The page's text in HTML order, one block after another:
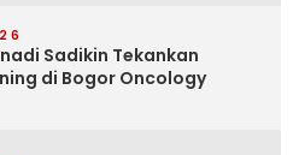
Sadikin Tekankan
di Bogor Oncology